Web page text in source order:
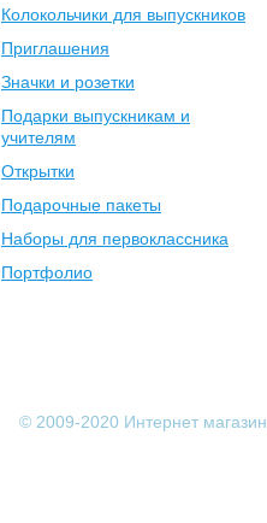
Колокольчики для выпускников
Приглашения
Значки и розетки
Подарки выпускникам и
учителям
Открытки
Подарочные пакеты
Наборы для первоклассника
Портфолио
© 2009-2020 Интернет магазин